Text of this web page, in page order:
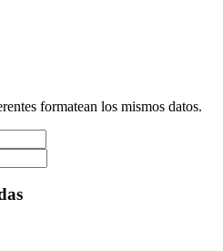
formatean los mismos datos.